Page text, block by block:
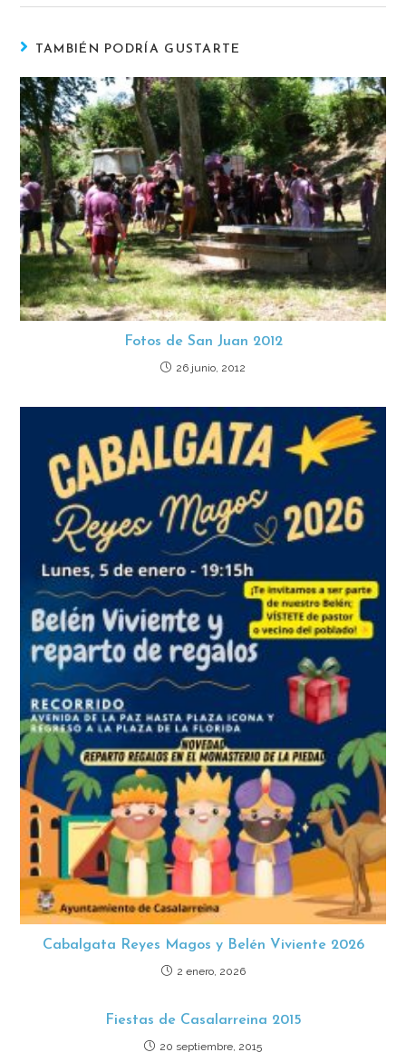
TAMBIÉN PODRÍA GUSTARTE
Fotos de San Juan 2012
26 junio, 2012
Cabalgata Reyes Magos y Belén Viviente 2026
2 enero, 2026
Fiestas de Casalarreina 2015
20 septiembre, 2015